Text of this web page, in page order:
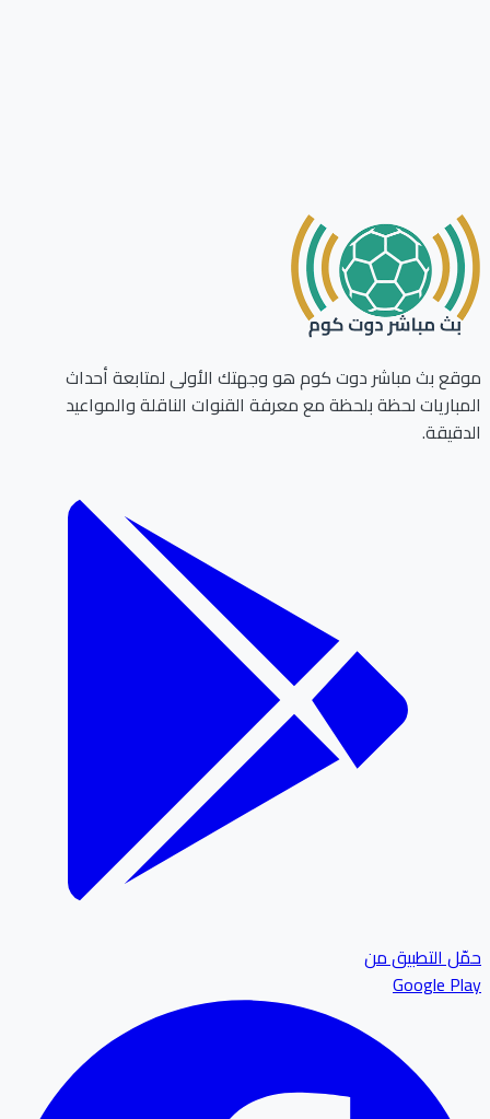
بث مباشر دوت كوم هو وجهتك الأولى لمتابعة أحداث
لحظة بلحظة مع معرفة القنوات الناقلة والمواعيد
التطبيق من
Google